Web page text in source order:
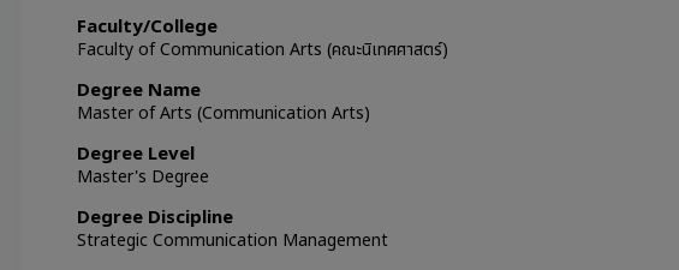
Faculty/College
Faculty of Communication Arts (คณะนิเทศศาสตร์)
Degree Name
Master of Arts (Communication Arts)
Degree Level
Master's Degree
Degree Discipline
Strategic Communication Management